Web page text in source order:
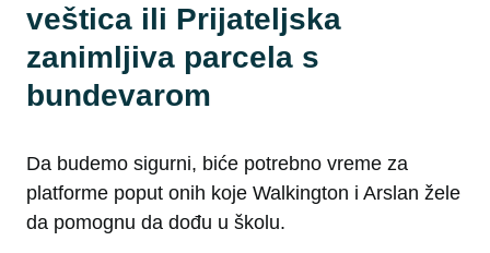
veštica ili Prijateljska
zanimljiva parcela s
bundevarom
Da budemo sigurni, biće potrebno vreme za
platforme poput onih koje Walkington i Arslan žele
da pomognu da dođu u školu.